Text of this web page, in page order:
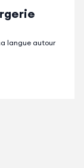
langue autour